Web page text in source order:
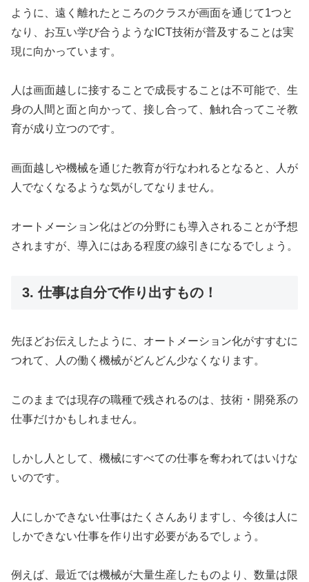
ように、遠く離れたところのクラスが画面を通じて1つと
なり、お互い学び合うようなICT技術が普及することは実
現に向かっています。
人は画面越しに接することで成長することは不可能で、生
身の人間と面と向かって、接し合って、触れ合ってこそ教
育が成り立つのです。
画面越しや機械を通じた教育が行なわれるとなると、人が
人でなくなるような気がしてなりません。
オートメーション化はどの分野にも導入されることが予想
されますが、導入にはある程度の線引きになるでしょう。
3. 仕事は自分で作り出すもの！
先ほどお伝えしたように、オートメーション化がすすむに
つれて、人の働く機械がどんどん少なくなります。
このままでは現存の職種で残されるのは、技術・開発系の
仕事だけかもしれません。
しかし人として、機械にすべての仕事を奪われてはいけな
いのです。
人にしかできない仕事はたくさんありますし、今後は人に
しかできない仕事を作り出す必要があるでしょう。
例えば、最近では機械が大量生産したものより、数量は限